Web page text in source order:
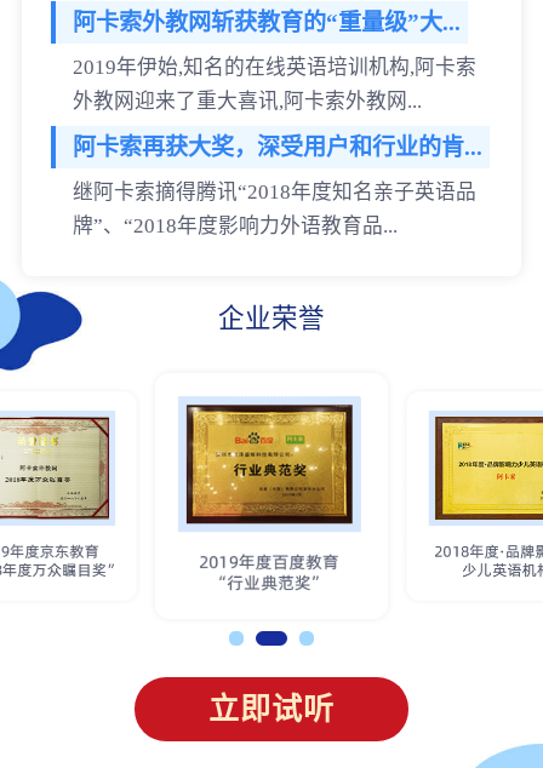
阿卡索外教网斩获教育的“重量级”大...
2019年伊始,知名的在线英语培训机构,阿卡索
外教网迎来了重大喜讯,阿卡索外教网...
阿卡索再获大奖，深受用户和行业的肯...
继阿卡索摘得腾讯“2018年度知名亲子英语品
牌”、“2018年度影响力外语教育品...
企业荣誉
立即试听